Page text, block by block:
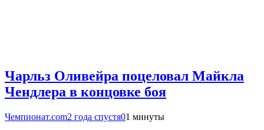
Чарльз Оливейра поцеловал Майкла
Чендлера в концовке боя
Чемпионат.com2 года спустя01 минуты